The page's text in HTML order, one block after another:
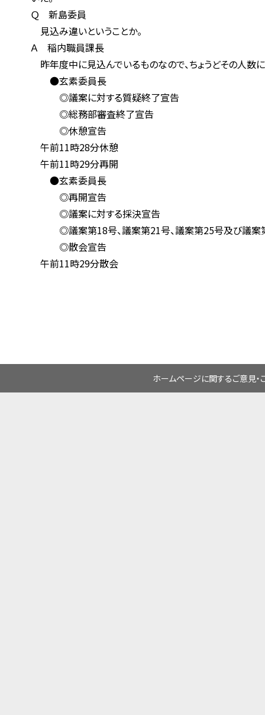
Ｑ 新島委員
見込み違いということか。
Ａ 稲内職員課長
昨年度中に見込んでいるものなので、ちょうどその人数に
●玄素委員長
◎議案に対する質疑終了宣告
◎総務部審査終了宣告
◎休憩宣告
午前11時28分休憩
午前11時29分再開
●玄素委員長
◎再開宣告
◎議案に対する採決宣告
◎議案第18号、議案第21号、議案第25号及び議案第
◎散会宣告
午前11時29分散会
ホームページに関するご意見・